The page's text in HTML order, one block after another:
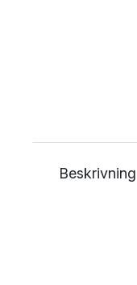
Beskrivning